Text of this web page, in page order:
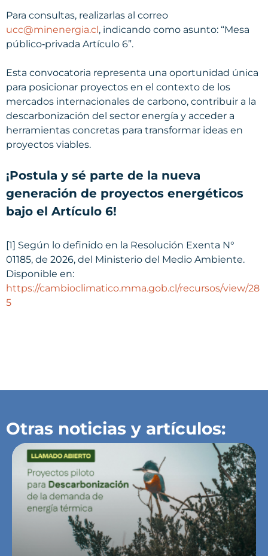
Para consultas, realizarlas al correo
ucc@minenergia.cl , indicando como asunto: “Mesa
público‑privada Artículo 6”.
Esta convocatoria representa una oportunidad única
para posicionar proyectos en el contexto de los
mercados internacionales de carbono, contribuir a la
descarbonización del sector energía y acceder a
herramientas concretas para transformar ideas en
proyectos viables.
¡Postula y sé parte de la nueva
generación de proyectos energéticos
bajo el Artículo 6!
[1] Según lo definido en la Resolución Exenta N°
01185, de 2026, del Ministerio del Medio Ambiente.
Disponible en:
https://cambioclimatico.mma.gob.cl/recursos/view/28
5
Otras noticias y artículos: